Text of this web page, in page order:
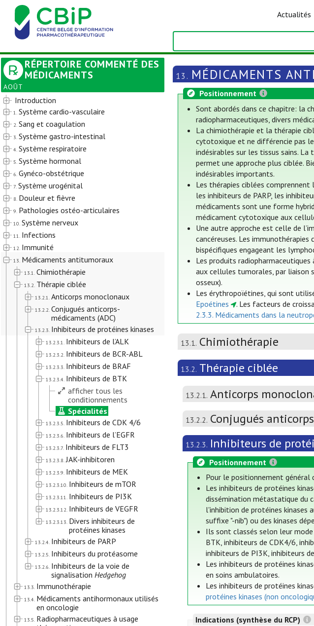
Actualités
RÉPERTOIRE COMMENTÉ DES
MÉDICAMENTS
AOÛT
Introduction
1. Système cardio-vasculaire
2. Sang et coagulation
3. Système gastro-intestinal
4. Système respiratoire
5. Système hormonal
6. Gynéco-obstétrique
7. Système urogénital
8. Douleur et fièvre
9. Pathologies ostéo-articulaires
10. Système nerveux
11. Infections
12. Immunité
13. Médicaments antitumoraux
13.1. Chimiothérapie
13.2. Thérapie ciblée
13.2.1. Anticorps monoclonaux
13.2.2. Conjugués anticorps-
médicaments (ADC)
13.2.3. Inhibiteurs de protéines kinases
13.2.3.1. Inhibiteurs de l’ALK
13.2.3.2. Inhibiteurs de BCR-ABL
13.2.3.3. Inhibiteurs de BRAF
13.2.3.4. Inhibiteurs de BTK
afficher tous les
conditionnements
Spécialités
13.2.3.5. Inhibiteurs de CDK 4/6
13.2.3.6. Inhibiteurs de l’EGFR
13.2.3.7. Inhibiteurs de FLT3
13.2.3.8. JAK-inhibitoren
13.2.3.9. Inhibiteurs de MEK
13.2.3.10. Inhibiteurs de mTOR
13.2.3.11. Inhibiteurs de PI3K
13.2.3.12. Inhibiteurs de VEGFR
13.2.3.13. Divers inhibiteurs de
protéines kinases
13.2.4. Inhibiteurs de PARP
13.2.5. Inhibiteurs du protéasome
13.2.6. Inhibiteurs de la voie de
signalisation Hedgehog
13.3. Immunothérapie
13.4. Médicaments antihormonaux utilisés
en oncologie
13.5. Radiopharmaceutiques à usage
13. MÉDICAMENTS
Positionnement
Sont abordés dans ce chapitre: la
radiopharmaceutiques, divers
La chimiothérapie et la thérapie
cytotoxique et ne différencie pas
indésirables sur les tissus sains.
permet une approche plus ciblée.
indésirables importants.
Les thérapies ciblées
les inhibiteurs de PARP, les
médicaments sont une forme
médicament cytotoxique aux
Une autre approche est celle de
cancéreuses. Les
bispécifiques engageant les
Les produits
aux cellules tumorales, par liaison
osseux).
Les érythropoïétines, qui sont
Epoétines
. Les facteurs de
2.3.3. Médicaments dans la
13.1. Chimiothérapie
13.2. Thérapie ciblée
13.2.1. Anticorps
13.2.2. Conjugués
13.2.3. Inhibiteurs de
Positionnement
Pour le positionnement général
Les inhibiteurs de protéines
dissémination métastatique du
l'inhibition de protéines kinases
suffixe "-nib") ou des kinases
Ils sont classés selon leur mode
BTK, inhibiteurs de CDK4/6,
inhibiteurs de PI3K, inhibiteurs
Les inhibiteurs de protéines
en soins ambulatoires.
Les inhibiteurs de protéines
protéines kinases (non
Indications (synthèse du RCP)